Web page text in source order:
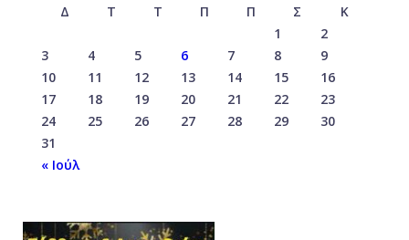
Δ
Τ Τ Π Π Σ
Κ
1
2
3
4 5 6 7 8
9
10
11 12 13 14 15
16
17
18 19 20 21 22
23
24
25 26 27 28 29
30
31
« Ιούλ